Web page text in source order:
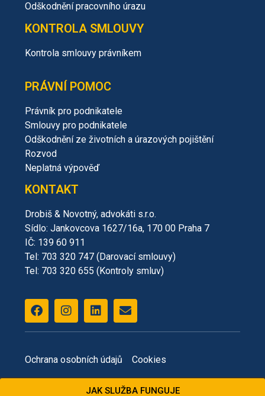
Odškodnění pracovního úrazu
KONTROLA SMLOUVY
Kontrola smlouvy právníkem
PRÁVNÍ POMOC
Právník pro podnikatele
Smlouvy pro podnikatele
Odškodnění ze životních a úrazových pojištění
Rozvod
Neplatná výpověď
KONTAKT
Drobiš & Novotný, advokáti s.r.o.
Sídlo: Jankovcova 1627/16a, 170 00 Praha 7
IČ: 139 60 911
Tel: 703 320 747 (Darovací smlouvy)
Tel: 703 320 655 (Kontroly smluv)
Ochrana osobních údajů Cookies
JAK SLUŽBA FUNGUJE